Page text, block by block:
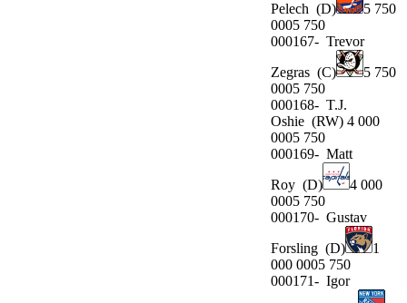
Pelech (D)
5 750
0005 750
000167- Trevor
Zegras (C)
5 750
0005 750
000168- T.J.
Oshie (RW) 4 000
0005 750
000169- Matt
Roy (D)
4 000
0005 750
000170- Gustav
Forsling (D)
1
000 0005 750
000171- Igor